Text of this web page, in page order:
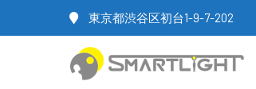
東京都渋谷区初台1-9-7-202